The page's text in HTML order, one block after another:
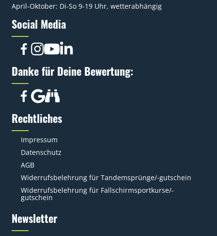
April-Oktober: Di-So 9-19 Uhr, wetterabhängig
Social Media
Danke für Deine Bewertung:
Rechtliches
Impressum
Datenschutz
AGB
Widerrufsbelehrung für Tandemsprünge/-gutschein
Widerrufsbelehrung für Fallschirmsportkurse/-
gutschein
Newsletter